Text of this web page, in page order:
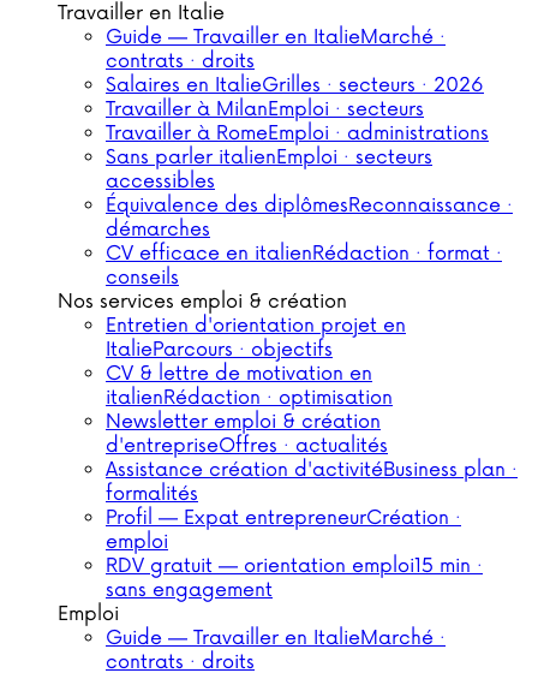
Travailler en Italie
Guide — Travailler en ItalieMarché ·
contrats · droits
Salaires en ItalieGrilles · secteurs · 2026
Travailler à MilanEmploi · secteurs
Travailler à RomeEmploi · administrations
Sans parler italienEmploi · secteurs
accessibles
Équivalence des diplômesReconnaissance ·
démarches
CV efficace en italienRédaction · format ·
conseils
Nos services emploi & création
Entretien d'orientation projet en
ItalieParcours · objectifs
CV & lettre de motivation en
italienRédaction · optimisation
Newsletter emploi & création
d'entrepriseOffres · actualités
Assistance création d'activitéBusiness plan ·
formalités
Profil — Expat entrepreneurCréation ·
emploi
RDV gratuit — orientation emploi15 min ·
sans engagement
Emploi
Guide — Travailler en ItalieMarché ·
contrats · droits